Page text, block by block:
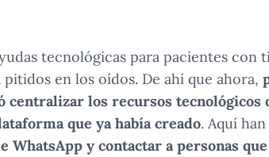
tecnológicas para pacientes con
en los oídos. De ahí que ahora,
los recursos tecnológicos
que ya había creado. Aquí
WhatsApp y contactar a personas